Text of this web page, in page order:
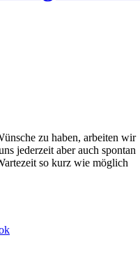
zu haben, arbeiten wir
jederzeit aber auch spontan
so kurz wie möglich